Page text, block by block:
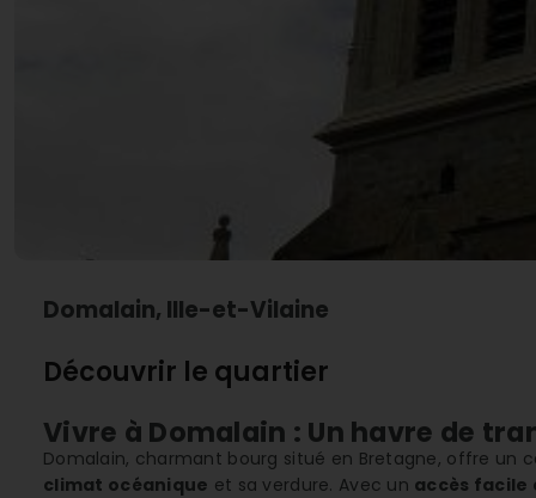
Domalain, Ille-et-Vilaine
Découvrir le quartier
Vivre à Domalain : Un havre de
Domalain, charmant bourg situé en Bretagne, offre un
climat océanique et sa verdure. Avec un accès